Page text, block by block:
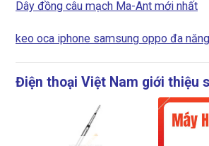
Dây đồng câu mạch Ma-Ant mới nhất
keo oca iphone samsung oppo đa
Điện thoại Việt Nam giới thiệu